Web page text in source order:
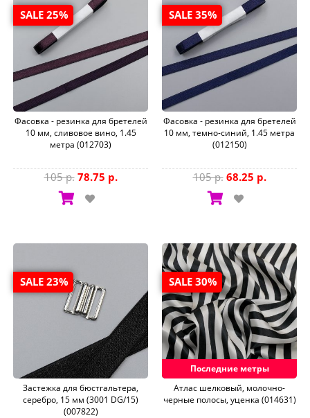
SALE 25%
Фасовка - резинка для бретелей
10 мм, сливовое вино, 1.45
метра (012703)
105 р. 78.75 р.
SALE 35%
Фасовка - резинка для бретелей
10 мм, темно-синий, 1.45 метра
(012150)
105 р. 68.25 р.
SALE 23%
Застежка для бюстгальтера,
серебро, 15 мм (3001 DG/15)
(007822)
SALE 30%
Последние метры
Aтлас шелковый, молочно-
черные полосы, уценка (014631)